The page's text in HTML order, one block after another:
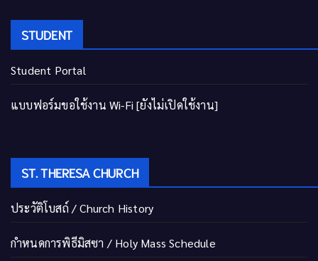
STUDENT
Student Portal
แบบฟอร์มขอใช้งาน Wi-Fi [ยังไม่เปิดใช้งาน]
ST. THERESA CHURCH
ประวัติโบสถ์ / Church History
กำหนดการพิธีมิสซา / Holy Mass Schedule